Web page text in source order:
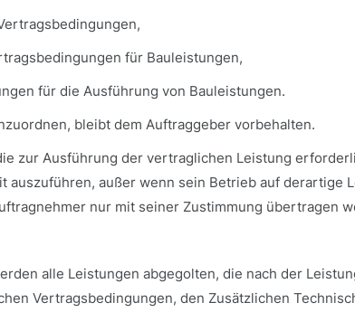
für Bauleistungen,
für die Ausführung von Bauleistungen.
bleibt dem Auftraggeber vorbehalten.
zur Ausführung der vertraglichen Leistung
auszuführen, außer wenn sein Betrieb auf derartige
nur mit seiner Zustimmung übertragen
alle Leistungen abgegolten, die nach der
Vertragsbedingungen, den Zusätzlichen